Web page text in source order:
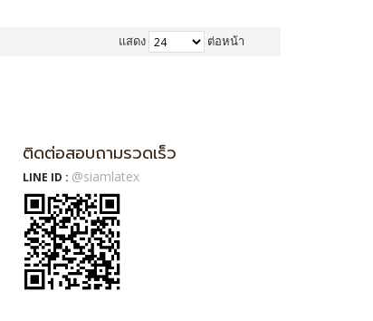
แสดง ต่อหน้า
ติดต่อสอบถามรวดเร็ว
LINE ID : @siamlatex